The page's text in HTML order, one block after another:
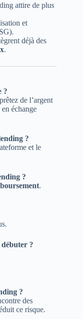
attire de plus
et
déjà des
.
?
de l’argent
échange
?
et le
?
.
?
?
des
ce risque.